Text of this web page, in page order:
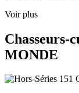
Voir plus
Chasseurs-
MONDE